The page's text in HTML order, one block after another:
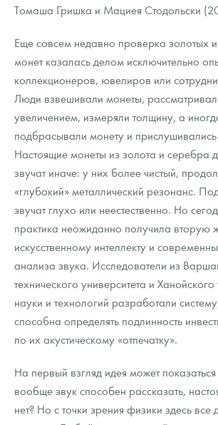
Аксессуары
Гарри Поттер
Флот: ледоколы и корабли
Жетоны "Необыкновенные обитатели глубин"
Русская нумизматика
Золотая карманная галерея
Наборы подарочных и коллекционных монет
Монеты и жетоны из недрагоценных металлов
Книги по нумизматике
Памятка для работы с монетами из
Условия возврата
Политика конфиденциальности
Политика использования Cookies
Положение по обработке и защите
Скупка слитков
Наши преимущества
Письмо директору
Томаша Гришка и Мациея Стодольски
Еще совсем недавно проверка золотых
монет казалась делом исключительно
коллекционеров, ювелиров или
Люди взвешивали монеты,
увеличением, измеряли толщину, а
подбрасывали монету и
Настоящие монеты из золота и серебра
звучат иначе: у них более чистый,
«глубокий» металлический резонанс.
звучат глухо или неестественно. Но
практика неожиданно получила вторую
искусственному интеллекту и
анализа звука. Исследователи из
технического университета и Ханойского
науки и технологий разработали
способна определять подлинность
по их акустическому «отпечатку».
На первый взгляд идея может
вообще звук способен рассказать,
нет? Но с точки зрения физики здесь все